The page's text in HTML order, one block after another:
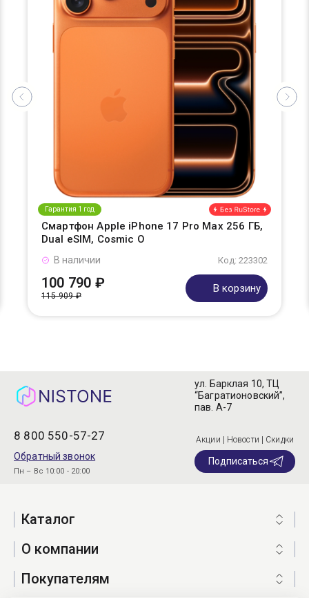
Гарантия 1 год
Смартфон Apple iPhone 17 Pro Max 256 ГБ,
Dual eSIM, Cosmic O
Код: 223302
В наличии
100 790 ₽
115 909 ₽
В корзину
8 800 550-57-27
Обратный звонок
Пн – Вс 10:00 - 20:00
ул. Барклая 10, ТЦ
“Багратионовский”,
пав. А-7
Акции | Новости | Скидки
Подписаться
Каталог
О компании
Покупателям